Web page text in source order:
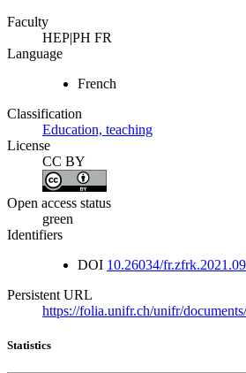
Faculty
HEP|PH FR
Language
French
Classification
Education, teaching
License
CC BY
Open access status
green
Identifiers
DOI 10.26034/
Persistent URL
https://folia.unifr.ch/unifr/
Statistics